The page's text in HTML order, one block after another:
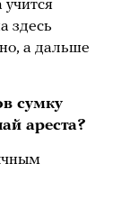
здесь
а дальше
сумку
ареста?